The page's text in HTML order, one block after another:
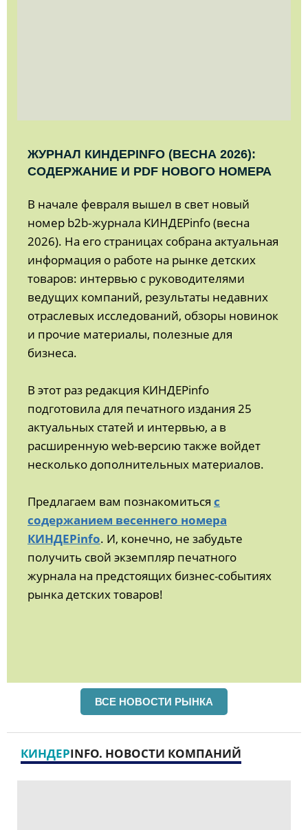
ЖУРНАЛ КИНДЕРINFO (ВЕСНА 2026):
СОДЕРЖАНИЕ И PDF НОВОГО НОМЕРА
В начале февраля вышел в свет новый
номер b2b‑журнала КИНДЕРinfo (весна
2026). На его страницах собрана актуальная
информация о работе на рынке детских
товаров: интервью с руководителями
ведущих компаний, результаты недавних
отраслевых исследований, обзоры новинок
и прочие материалы, полезные для
бизнеса.
В этот раз редакция КИНДЕРinfo
подготовила для печатного издания 25
актуальных статей и интервью, а в
расширенную web-версию также войдет
несколько дополнительных материалов.
Предлагаем вам познакомиться с
содержанием весеннего номера
КИНДЕРinfo. И, конечно, не забудьте
получить свой экземпляр печатного
журнала на предстоящих бизнес-событиях
рынка детских товаров!
ВСЕ НОВОСТИ РЫНКА
КИНДЕРINFO. НОВОСТИ КОМПАНИЙ